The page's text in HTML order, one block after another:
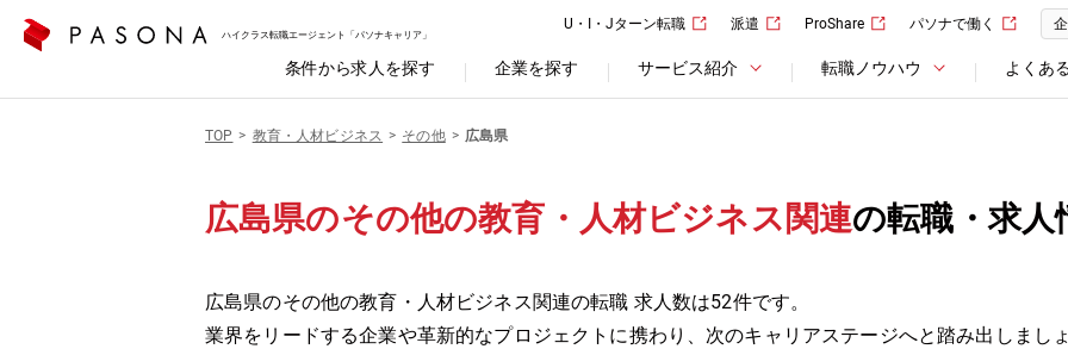
ハイクラス転職エージェント「パソナキャリア」
U・I・Jターン転職 派遣 ProShare パソナで働く
条件から求人を探す 企業を探す サービス紹介 転職ノウハウ よくあ
TOP 教育・人材ビジネス その他 広島県
広島県のその他の教育・人材ビジネス関連の転職・求人
広島県のその他の教育・人材ビジネス関連の転職 求人数は52件です。
業界をリードする企業や革新的なプロジェクトに携わり、次のキャリアステージへと踏み出しまし